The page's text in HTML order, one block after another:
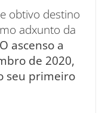
obtivo destino
adxunto da
O ascenso a
de 2020,
seu primeiro